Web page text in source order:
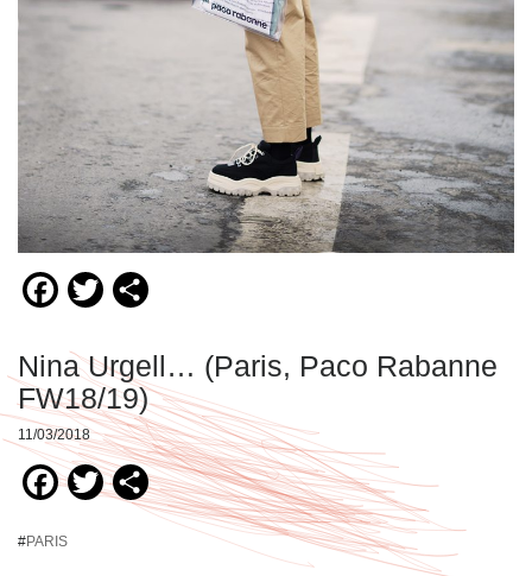
Facebook
Twitter
Nina Urgell… (Paris, Paco Rabanne
FW18/19)
11/03/2018
Facebook
TwitterCompartir
#PARIS